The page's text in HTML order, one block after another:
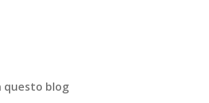
questo blog